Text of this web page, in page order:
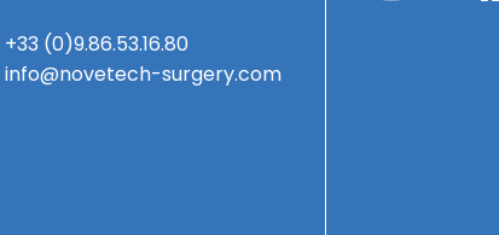
+33 (0)9.86.53.16.80
info@novetech-surgery.com